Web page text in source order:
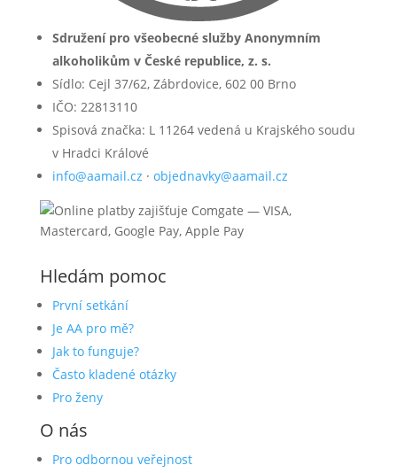
Sdružení pro všeobecné služby Anonymním
alkoholikům v České republice, z. s.
Sídlo: Cejl 37/62, Zábrdovice, 602 00 Brno
IČO: 22813110
Spisová značka: L 11264 vedená u Krajského soudu
v Hradci Králové
info@aamail.cz · objednavky@aamail.cz
Hledám pomoc
První setkání
Je AA pro mě?
Jak to funguje?
Často kladené otázky
Pro ženy
O nás
Pro odbornou veřejnost